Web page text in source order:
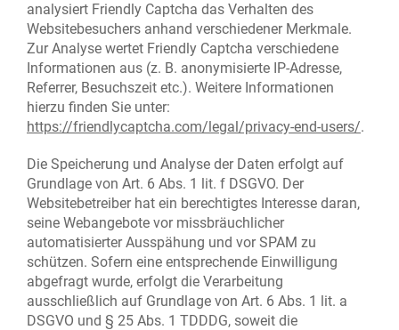
analysiert Friendly Captcha das Verhalten des
Websitebesuchers anhand verschiedener Merkmale.
Zur Analyse wertet Friendly Captcha verschiedene
Informationen aus (z. B. anonymisierte IP-Adresse,
Referrer, Besuchszeit etc.). Weitere Informationen
hierzu finden Sie unter:
https://friendlycaptcha.com/legal/privacy-end-users/.
Die Speicherung und Analyse der Daten erfolgt auf
Grundlage von Art. 6 Abs. 1 lit. f DSGVO. Der
Websitebetreiber hat ein berechtigtes Interesse daran,
seine Webangebote vor missbräuchlicher
automatisierter Ausspähung und vor SPAM zu
schützen. Sofern eine entsprechende Einwilligung
abgefragt wurde, erfolgt die Verarbeitung
ausschließlich auf Grundlage von Art. 6 Abs. 1 lit. a
DSGVO und § 25 Abs. 1 TDDDG, soweit die